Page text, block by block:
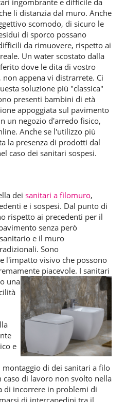
li distanzia dal muro. Anche
scomodo, di sicuro le
di sporco possano
da rimuovere, rispetto ai
Un water scostato dalla
dove le dita di vostro
appena vi distrarrete. Ci
soluzione più "classica"
presenti bambini di età
appoggiata sul pavimento
un negozio d'arredo fisico,
Anche se l'utilizzo più
la presenza di prodotti dal
caso dei sanitari sospesi.
dei sanitari a filomuro,
e i sospesi. Dal punto di
rispetto ai precedenti per il
senza però
e il muro
Sono
l'impatto visivo che possono
piacevole. I sanitari
una
e
di dei sanitari a filo
di lavoro non svolto nella
di incorrere in problemi di
di intercapedini tra il